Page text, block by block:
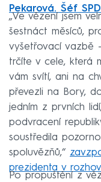
Pekarová. Šéf
„Ve vězení jsem
šestnáct měsíců,
vyšetřovací vazbě
trčíte v cele, která
vám svítí, ani na
převezli na Bory,
jedním z prvních
podvracení
soustředila
spoluvězňů,“
prezidenta v
Po propuštění z